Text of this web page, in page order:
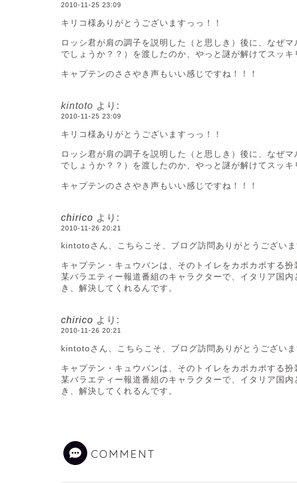
2010-11-25 23:09
キリコ様ありがとうございますっっ！！
ロッシ君が肩の調子を説明した（と思しき）後に、なぜ
でしょうか？？）を渡したのか、やっと謎が解けてスッキ
キャプテンのささやき声もいい感じですね！！！
kintoto より:
2010-11-25 23:09
キリコ様ありがとうございますっっ！！
ロッシ君が肩の調子を説明した（と思しき）後に、なぜ
でしょうか？？）を渡したのか、やっと謎が解けてスッキ
キャプテンのささやき声もいい感じですね！！！
chirico より:
2010-11-26 20:21
kintotoさん、こちらこそ、ブログ訪問ありがとうございま
キャプテン・キュウバンは、そのトイレをカポカポする扮
某バラエティー報道番組のキャラクターで、イタリア国
き、解決してくれるんです。
chirico より:
2010-11-26 20:21
kintotoさん、こちらこそ、ブログ訪問ありがとうございま
キャプテン・キュウバンは、そのトイレをカポカポする扮
某バラエティー報道番組のキャラクターで、イタリア国
き、解決してくれるんです。
COMMENT